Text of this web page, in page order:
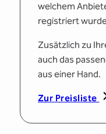
welchem
registriert
Zusätzlich zu
auch das
aus einer Hand.
Zur Preisliste